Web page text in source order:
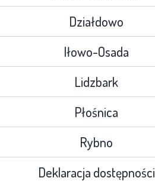
Działdowo
Iłowo-Osada
Lidzbark
Płośnica
Rybno
Deklaracja dostępności